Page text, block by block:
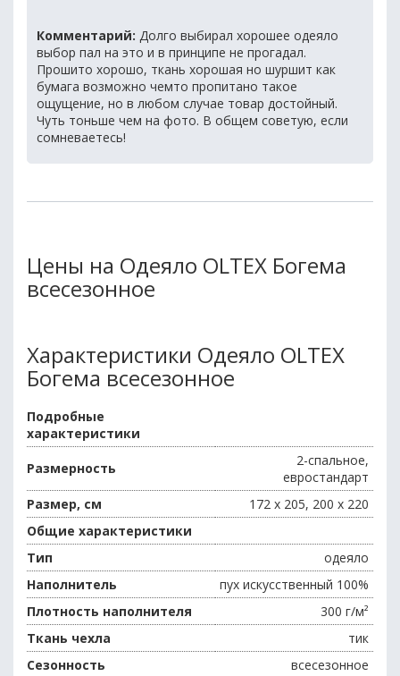
Комментарий: Долго выбирал хорошее одеяло
выбор пал на это и в принципе не прогадал.
Прошито хорошо, ткань хорошая но шуршит как
бумага возможно чемто пропитано такое
ощущение, но в любом случае товар достойный.
Чуть тоньше чем на фото. В общем советую, если
сомневаетесь!
Цены на Одеяло OLTEX Богема
всесезонное
Характеристики Одеяло OLTEX
Богема всесезонное
Подробные
характеристики
Размерность
2-спальное,
евростандарт
Размер, см
172 х 205, 200 х 220
Общие характеристики
Тип
одеяло
Наполнитель
пух искусственный 100%
Плотность наполнителя
300 г/м²
Ткань чехла
тик
Сезонность
всесезонное